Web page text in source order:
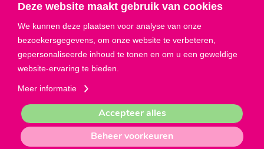
Deze website maakt gebruik van cookies
We kunnen deze plaatsen voor analyse van onze
bezoekersgegevens, om onze website te verbeteren,
gepersonaliseerde inhoud te tonen en om u een geweldige
website-ervaring te bieden.
Meer informatie
Beheer voorkeuren
Accepteer alles
  
Privacyverklaring
Bel met ons: 088 - 35 20 100